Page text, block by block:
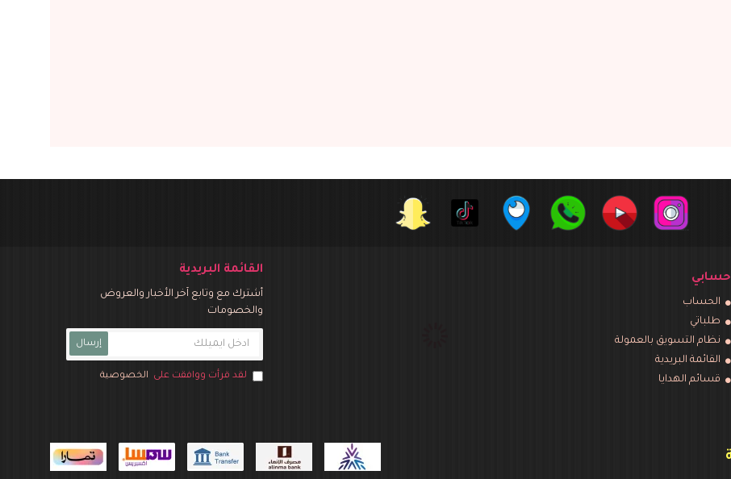
حسابي
الحساب
طلباتي
نظام التسويق بالعمولة
القائمة البريدية
قسائم الهدايا
القائمة البريدية
أشترك مع وتابع آخر الأخبار والعروض
والخصومات
إرسال
لقد قرأت ووافقت على الخصوصية